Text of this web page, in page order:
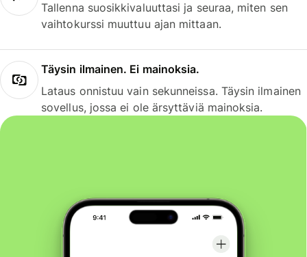
Tallenna suosikkivaluuttasi ja seuraa, miten sen
vaihtokurssi muuttuu ajan mittaan.
Täysin ilmainen. Ei mainoksia.
Lataus onnistuu vain sekunneissa. Täysin ilmainen
sovellus, jossa ei ole ärsyttäviä mainoksia.